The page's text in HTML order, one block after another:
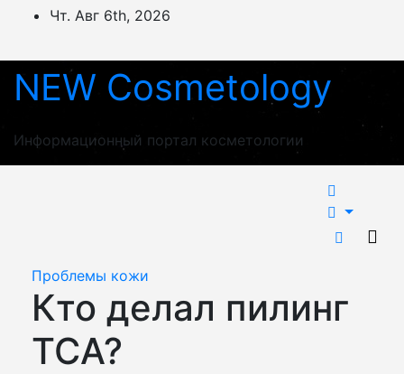
ПерейтиЧт. Авг 6th, 2026
NEW Cosmetology
Информационный портал косметологии
Проблемы кожи
Кто делал пилинг
ТСА?